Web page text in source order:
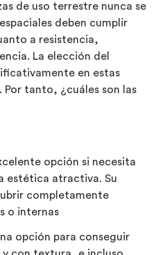
de uso terrestre nunca se
deben cumplir
a resistencia,
La elección del
en estas
tanto, ¿cuáles son las
opción si necesita
estética atractiva. Su
completamente
o internas
opción para conseguir